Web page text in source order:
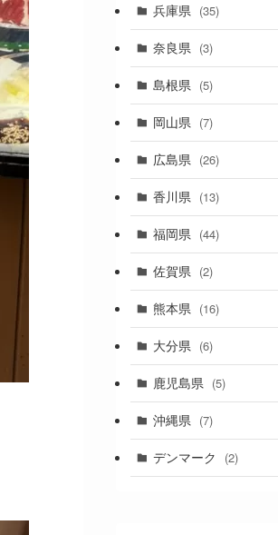
(17)
(4)
(7)
(3)
(1)
兵庫県 (35)
奈良県 (3)
島根県 (5)
岡山県 (7)
広島県 (26)
香川県 (13)
福岡県 (44)
佐賀県 (2)
熊本県 (16)
大分県 (6)
鹿児島県 (5)
沖縄県 (7)
デンマーク (2)